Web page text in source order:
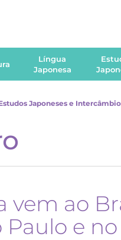
Língua
Japonesa
Japoneses e
vem ao
e